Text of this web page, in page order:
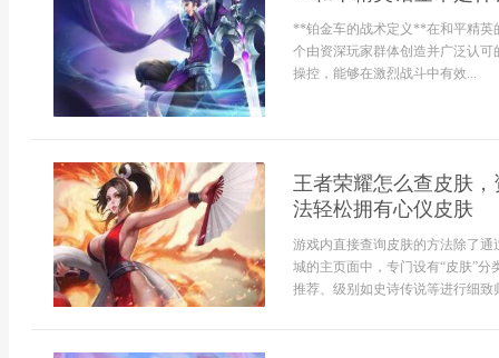
**铂金车的战术定义**在和平精英
个由资深玩家群体创造并广泛认
操控，能够在激烈战斗中有效...
王者荣耀怎么查皮肤
法轻松拥有心仪皮肤
游戏内直接查询皮肤的方法除了
城的主页面中，专门设有“皮肤”
推荐、级别如史诗传说等进行细